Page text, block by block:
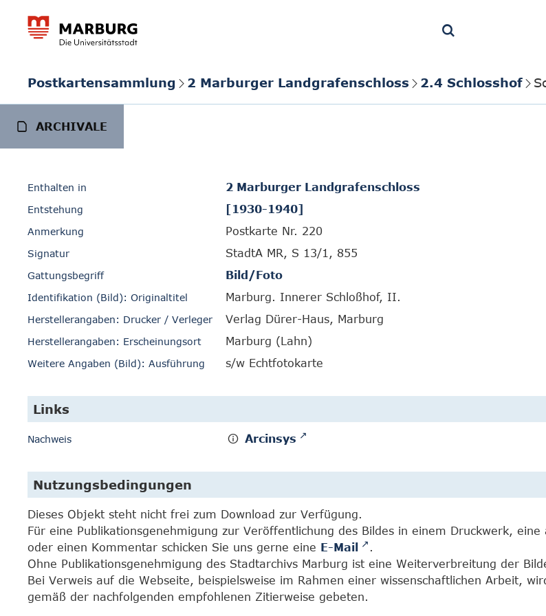
Postkartensammlung 2 Marburger Landgrafenschloss 2.4 Schlosshof
ARCHIVALE
Enthalten in 2 Marburger Landgrafenschloss
Entstehung [1930-1940]
Anmerkung Postkarte Nr. 220
Signatur StadtA MR, S 13/1, 855
Gattungsbegriff Bild/Foto
Identifikation (Bild): Originaltitel Marburg. Innerer Schloßhof, II.
Herstellerangaben: Drucker / Verleger Verlag Dürer-Haus, Marburg
Herstellerangaben: Erscheinungsort Marburg (Lahn)
Weitere Angaben (Bild): Ausführung s/w Echtfotokarte
Links
Nachweis Arcinsys
Nutzungsbedingungen
Dieses Objekt steht nicht frei zum Download zur Verfügung.
Für eine Publikationsgenehmigung zur Veröffentlichung des Bildes in einem Druckwerk, eine
oder einen Kommentar schicken Sie uns gerne eine E-Mail
.
Ohne Publikationsgenehmigung des Stadtarchivs Marburg ist eine Weiterverbreitung der
Bei Verweis auf die Webseite, beispielsweise im Rahmen einer wissenschaftlichen Arbeit,
gemäß der nachfolgenden empfohlenen Zitierweise gebeten.